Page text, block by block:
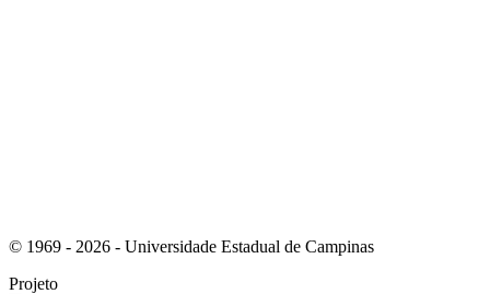
© 1969 - 2026 - Universidade Estadual de Campinas
Projeto